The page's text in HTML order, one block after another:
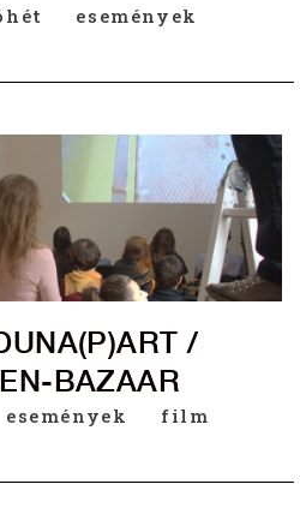
események
/
BAZAAR
események
film